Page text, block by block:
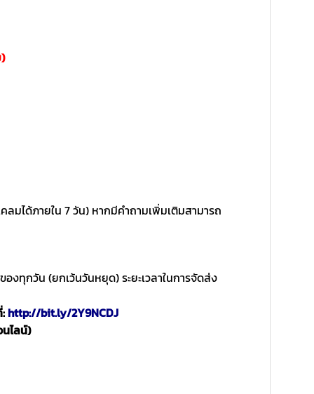
มได้ภายใน 7 วัน) หากมีคำถามเพิ่มเติมสามารถ
งทุกวัน (ยกเว้นวันหยุด) ระยะเวลาในการจัดส่ง
http://bit.ly/2Y9NCDJ
ไลน์)